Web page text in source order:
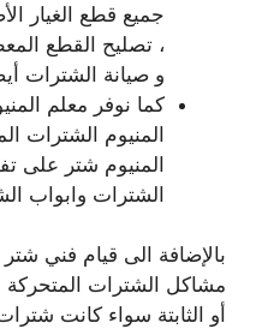
جميع قطع الغيار
، تصليح القطع
و صيانة الشترات
كما نوفر معلم
المنيوم الشترات
المنيوم شتر على
الشترات وابواب
بالإضافة الى قيام فني
مشاكل الشترات المتحركة
أو الثابتة سواء كانت